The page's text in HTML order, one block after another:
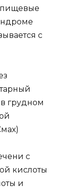
пищевые
с
грудном
с
кислоты
и